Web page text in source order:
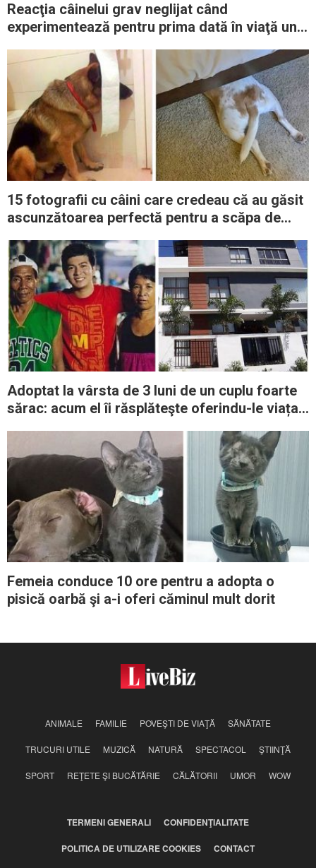
Reacţia câinelui grav neglijat când
experimentează pentru prima dată în viaţă un
15 fotografii cu câini care credeau că au găsit
ascunzătoarea perfectă pentru a scăpa de
Adoptat la vârsta de 3 luni de un cuplu foarte
sărac: acum el îi răsplăteşte oferindu-le viața
Femeia conduce 10 ore pentru a adopta o
pisică oarbă şi a-i oferi căminul mult dorit
ANIMALE FAMILIE POVEŞTI DE VIAŢĂ SĂNĂTATE
TRUCURI UTILE MUZICĂ NATURĂ SPECTACOL ŞTIINŢĂ
SPORT REŢETE ŞI BUCĂTĂRIE CĂLĂTORII UMOR WOW
TERMENI GENERALI CONFIDENŢIALITATE
POLITICA DE UTILIZARE COOKIES CONTACT